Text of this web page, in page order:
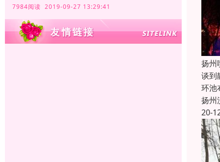
7984阅读 2019-09-27 13:29:41
扬州
谈到
环池
扬州
20-